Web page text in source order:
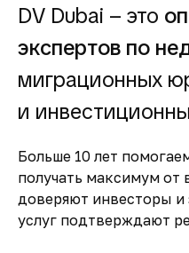
аренды.
строящуюся
недвижимость
Оплата за объект
Застройщик сможет
только после ввода
Комфортное и
безопасное место для
жизни
DV Dubai – это
экспертов по
миграционных
и
Больше 10 лет
получать максимум
доверяют инвесторы и
услуг подтверждают